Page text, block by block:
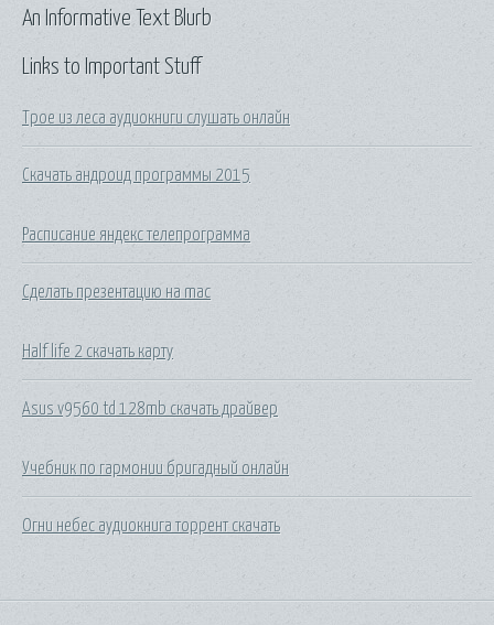
Links to Important Stuff
Трое из леса аудиокниги слушать онлайн
Скачать андроид программы 2015
Расписание яндекс телепрограмма
Сделать презентацию на mac
Half life 2 скачать карту
Asus v9560 td 128mb скачать драйвер
Учебник по гармонии бригадный онлайн
Огни небес аудиокнига торрент скачать
An Informative Text Blurb